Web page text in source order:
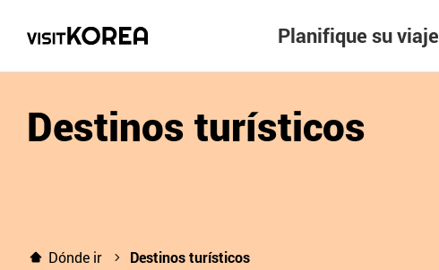
Planifique su viaje
Destinos turísticos
Dónde ir Destinos turísticos